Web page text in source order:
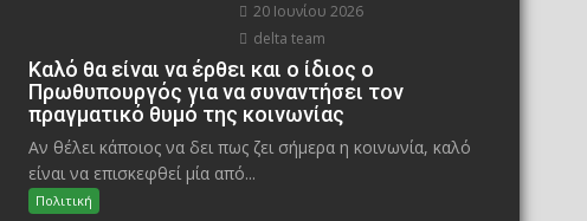
20 Ιουνίου 2026
delta team
Καλό θα είναι να έρθει και ο ίδιος ο
Πρωθυπουργός για να συναντήσει τον
πραγματικό θυμό της κοινωνίας
Αν θέλει κάποιος να δει πως ζει σήμερα η κοινωνία, καλό
είναι να επισκεφθεί μία από...
Πολιτική